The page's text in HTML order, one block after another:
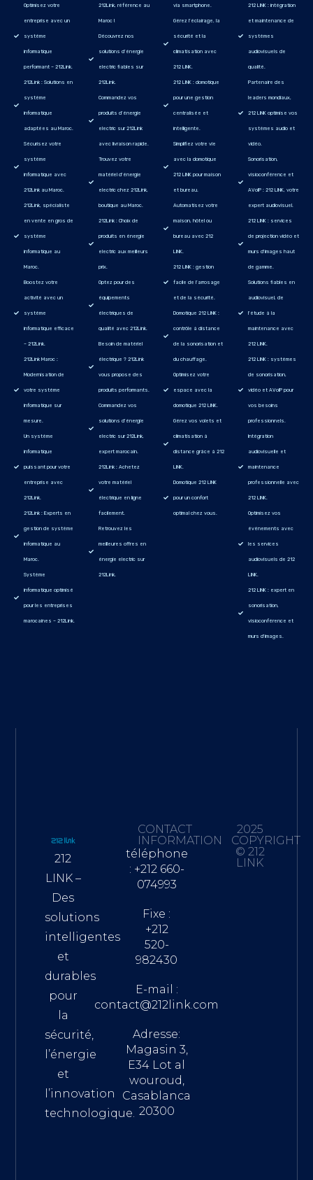
Optimisez votre
entreprise avec un
système
informatique
performant – 212Link.
212Link : Solutions en
système
informatique
adaptées au Maroc.
Sécurisez votre
système
informatique avec
212Link au Maroc.
212Link, spécialiste
en vente en gros de
système
informatique au
Maroc.
Boostez votre
activité avec un
système
informatique efficace
– 212Link.
212Link Maroc :
Modernisation de
votre système
informatique sur
mesure.
Un système
informatique
puissant pour votre
entreprise avec
212Link.
212Link : Experts en
gestion de système
informatique au
Maroc.
Système
informatique optimisé
pour les entreprises
marocaines – 212Link.
212Link, référence au
Maroc !
Découvrez nos
solutions d’énergie
electric fiables sur
212Link.
Commandez vos
produits d’énergie
electric sur 212Link
avec livraison rapide.
Trouvez votre
matériel d’énergie
electric chez 212Link,
boutique au Maroc.
212Link : Choix de
produits en énergie
electric aux meilleurs
prix.
Optez pour des
équipements
électriques de
qualité avec 212Link.
Besoin de matériel
électrique ? 212Link
vous propose des
produits performants.
Commandez vos
solutions d’énergie
electric sur 212Link,
expert marocain.
212Link : Achetez
votre matériel
électrique en ligne
facilement.
Retrouvez les
meilleures offres en
énergie electric sur
212Link.
via smartphone.
Gérez l’éclairage, la
sécurité et la
climatisation avec
212 LINK.
212 LINK : domotique
pour une gestion
centralisée et
intelligente.
Simplifiez votre vie
avec la domotique
212 LINK pour maison
et bureau.
Automatisez votre
maison, hôtel ou
bureau avec 212
LINK.
212 LINK : gestion
facile de l’arrosage
et de la sécurité.
Domotique 212 LINK :
contrôle à distance
de la sonorisation et
du chauffage.
Optimisez votre
espace avec la
domotique 212 LINK.
Gérez vos volets et
climatisation à
distance grâce à 212
LINK.
Domotique 212 LINK
pour un confort
optimal chez vous.
212 LINK : intégration
et maintenance de
systèmes
audiovisuels de
qualité.
Partenaire des
leaders mondiaux,
212 LINK optimise vos
systèmes audio et
vidéo.
Sonorisation,
visioconférence et
AVoIP : 212 LINK, votre
expert audiovisuel.
212 LINK : services
de projection vidéo et
murs d'images haut
de gamme.
Solutions fiables en
audiovisuel, de
l'étude à la
maintenance avec
212 LINK.
212 LINK : systèmes
de sonorisation,
vidéo et AVoIP pour
vos besoins
professionnels.
Intégration
audiovisuelle et
maintenance
professionnelle avec
212 LINK.
Optimisez vos
événements avec
les services
audiovisuels de 212
LINK.
212 LINK : expert en
sonorisation,
visioconférence et
murs d'images.
212
LINK –
Des
solutions
intelligentes
et
durables
pour
la
sécurité,
l’énergie
et
l’innovation
technologique.
CONTACT
INFORMATION
téléphone
: +212 660-
074993
Fixe :
+212
520-
982430
E-mail :
contact@212link.com
Adresse:
Magasin 3,
E34 Lot al
wouroud,
Casablanca
20300
2025
COPYRIGHT
© 212
LINK